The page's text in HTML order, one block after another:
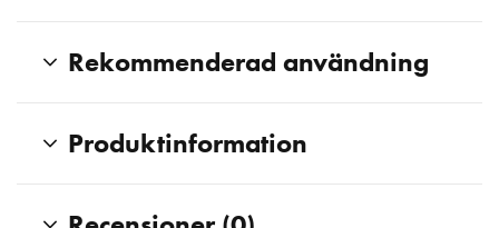
Rekommenderad användning
Produktinformation